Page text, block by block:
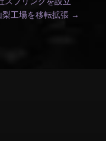
工場を移転拡張 →